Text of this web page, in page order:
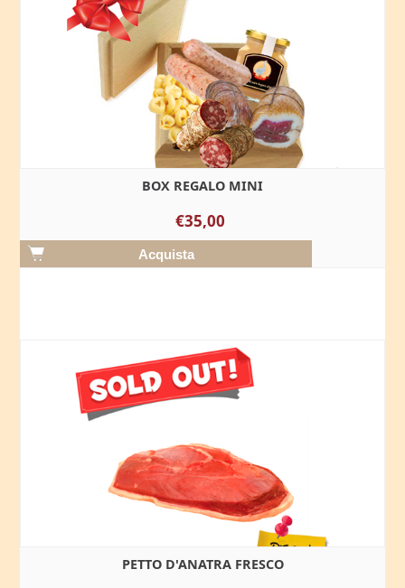
BOX REGALO MINI
€35,00
PETTO D'ANATRA FRESCO